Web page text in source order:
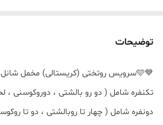
توضیحات
💙🩵سرویس روتختی (کریستالی) مخمل شانل ،
تکنفره شامل ( دو رو بالشتی ، دوروکوسنی ،
دونفره شامل ( چهار تا روبالشتی ، دو تا